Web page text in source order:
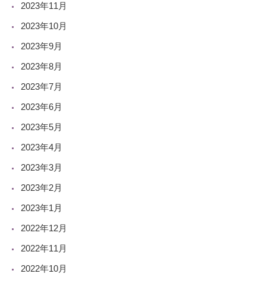
2023年11月
2023年10月
2023年9月
2023年8月
2023年7月
2023年6月
2023年5月
2023年4月
2023年3月
2023年2月
2023年1月
2022年12月
2022年11月
2022年10月